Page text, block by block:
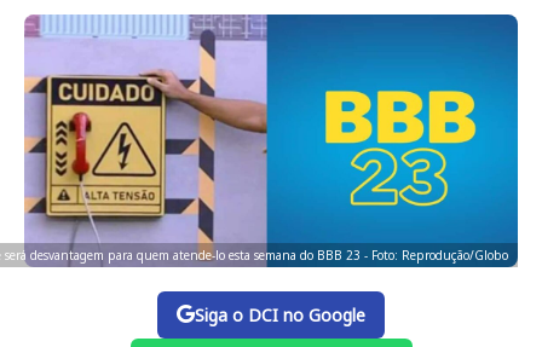
será desvantagem para quem atende-lo esta semana do BBB 23 - Foto: Reprodução/Globo
Siga o DCI no Google